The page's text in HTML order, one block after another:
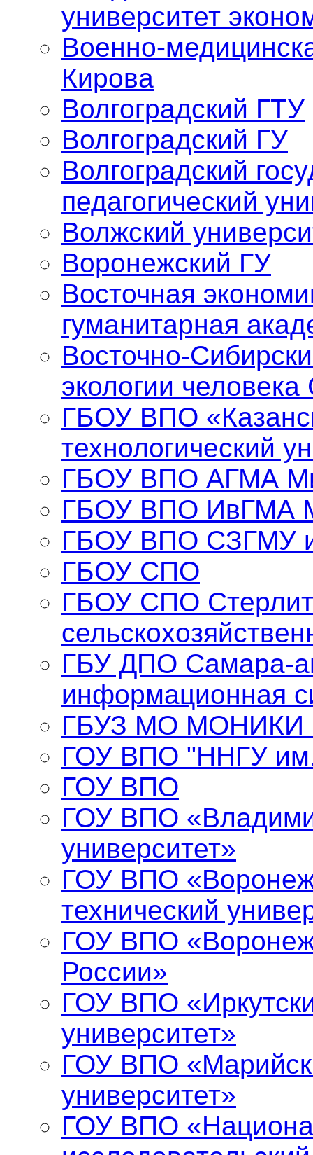
университет
Военно-
Кирова
Волгоградский ГТУ
Волгоградский ГУ
Волгоградский
педагогический
Волжский
Воронежский ГУ
Восточная
гуманитарная
Восточно-
экологии
ГБОУ ВПО
технологический
ГБОУ ВПО АГМА
ГБОУ ВПО ИвГМА
ГБОУ ВПО СЗГМУ
ГБОУ СПО
ГБОУ СПО
ГБУ ДПО Самара-
информационная
ГБУЗ МО МОНИКИ
ГОУ ВПО "ННГУ им.
ГОУ ВПО
ГОУ ВПО
университет»
ГОУ ВПО
технический
ГОУ ВПО
России»
ГОУ ВПО
университет»
ГОУ ВПО
университет»
ГОУ ВПО